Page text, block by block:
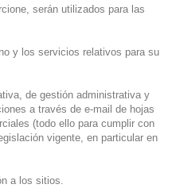
serán utilizados para las
y los servicios relativos para su
de gestión administrativa y
a través de e-mail de hojas
(todo ello para cumplir con
vigente, en particular en
a los sitios.